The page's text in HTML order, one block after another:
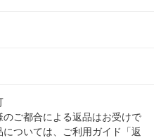
のご都合による返品はお受けで
については、ご利用ガイド「返